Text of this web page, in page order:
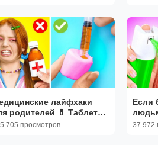
лайфхаки
родителей 💊 Таблетки
конфеты? | 123GO
705 просмотров
Если
37 972